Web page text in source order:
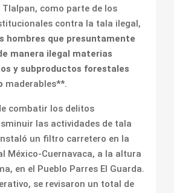
Tlalpan, como parte de los
contra la tala ilegal,
hombres que presuntamente
manera ilegal materias
y subproductos forestales
maderables**.
combatir los delitos
las actividades de tala
un filtro carretero en la
México-Cuernavaca, a la altura
en el Pueblo Parres El Guarda.
se revisaron un total de